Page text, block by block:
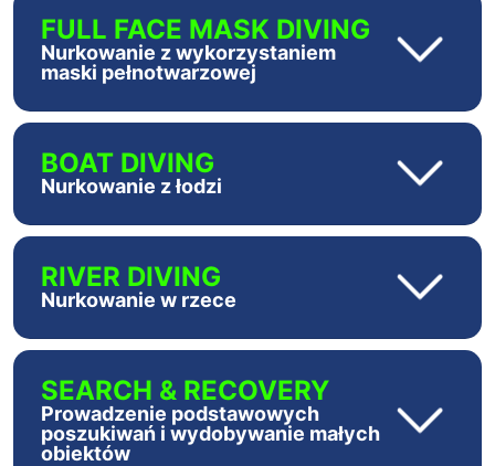
FULL FACE MASK DIVING
Nurkowanie z wykorzystaniem
maski pełnotwarzowej
BOAT DIVING
Nurkowanie z łodzi
RIVER DIVING
Nurkowanie w rzece
SEARCH & RECOVERY
Prowadzenie podstawowych
poszukiwań i wydobywanie małych
obiektów